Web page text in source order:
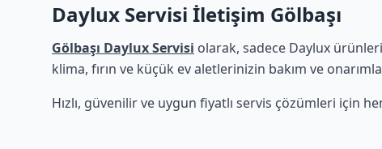
Daylux Servisi İletişim Gölbaşı
Gölbaşı Daylux Servisi olarak, sadece Daylux
klima, fırın ve küçük ev aletlerinizin bakım ve
Hızlı, güvenilir ve uygun fiyatlı servis çözümleri için